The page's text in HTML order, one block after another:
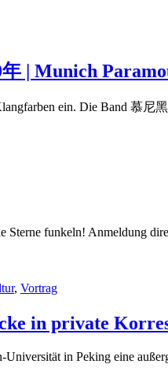
| Munich
ein. Die Band 慕
funkeln! Anmeldung
, Vortrag
in private
in Peking eine